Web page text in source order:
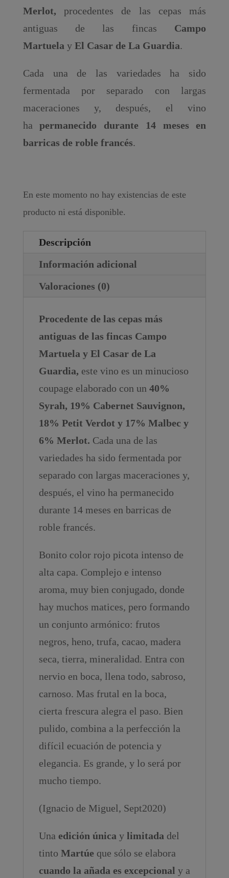
Merlot, procedentes de las cepas más
antiguas de las fincas Campo
Martuela y El Casar de La Guardia.
Cada una de las variedades ha sido
fermentada por separado con largas
maceraciones y, después, el vino
hapermanecido durante 14 meses en
barricas de roble francés.
En este momento no hay existencias de este
producto ni está disponible.
Descripción
Información adicional
Valoraciones (0)
Procedente de las cepas más
antiguas de las fincas Campo
Martuela y El Casar de La
Guardia, este vino es un minucioso
coupage elaborado con un 40%
Syrah, 19% Cabernet Sauvignon,
18% Petit Verdot y 17% Malbec y
6% Merlot. Cada una de las
variedades ha sido fermentada por
separado con largas maceraciones y,
después, el vino ha permanecido
durante 14 meses en barricas de
roble francés.
Bonito color rojo picota intenso de
alta capa. Complejo e intenso
aroma, muy bien conjugado, donde
hay muchos matices, pero formando
un conjunto armónico: frutos
negros, heno, trufa, cacao, madera
seca, tierra, mineralidad. Entra con
nervio en boca, llena todo, sabroso,
carnoso. Mas frutal en la boca,
cierta frescura alegra el paso. Bien
pulido, combina a la perfección la
difícil ecuación de potencia y
elegancia. Es grande, y lo será por
mucho tiempo.
(Ignacio de Miguel, Sept2020)
Una edición única y limitada del
tinto Martúeque sólo se elabora
cuando la añada es excepcional y a